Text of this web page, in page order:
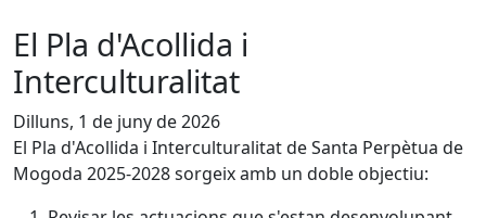
El Pla d'Acollida i
Interculturalitat
Dilluns, 1 de juny de 2026
El Pla d'Acollida i Interculturalitat de Santa Perpètua de
Mogoda 2025-2028 sorgeix amb un doble objectiu: